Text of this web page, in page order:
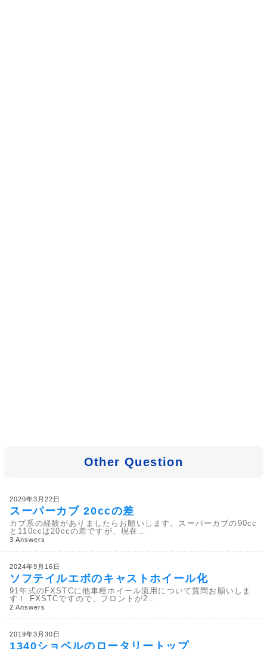
Other Question
2020年3月22日
スーパーカブ 20ccの差
カブ系の経験がありましたらお願いします。スーパーカブの90cc
と110ccは20ccの差ですが、現在…
3 Answers
2024年9月16日
ソフテイルエボのキャストホイール化
91年式のFXSTCに他車種ホイール流用について質問お願いしま
す！ FXSTCですので、フロントが2…
2 Answers
2019年3月30日
1340ショベルのロータリートップ